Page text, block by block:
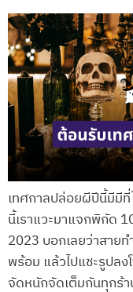
เทศกาลปล่อยผีปีนี้มีมีที่
นี้เราแวะมาแจกพิกัด
2023 บอกเลยว่าสาย
พร้อม แล้วไปแชะรูปลง
จัดหนักจัดเต็มกันทุกร้า